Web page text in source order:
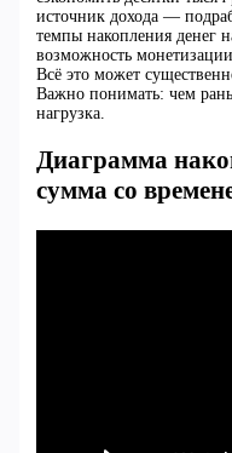
источник дохода —
темпы накопления денег
возможность
Всё это может
Важно понимать: чем
нагрузка.
Диаграмма
сумма со